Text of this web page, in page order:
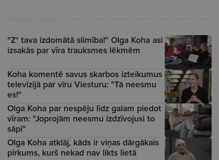
"Z* tava izdomātā slimība!" Olga Koha asi
izsakās par vīra trauksmes lēkmēm
Koha komentē savus skarbos izteikumus
televīzijā par vīru Viesturu: "Tā neesmu
es!"
Olga Koha par nespēju līdz galam piedot
vīram: "Joprojām neesmu izdzīvojusi to
sāpi"
Olga Koha atklāj, kāds ir viņas dārgākais
pirkums, kurš nekad nav likts lietā